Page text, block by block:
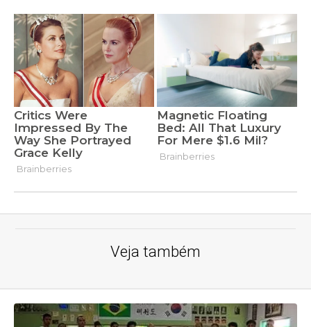
Veja também